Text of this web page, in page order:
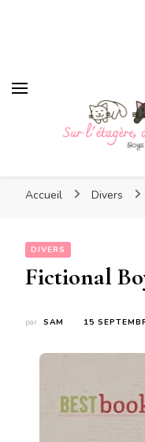
Sur
Accueil Divers
DIVERS
Fictional
par SAM 15